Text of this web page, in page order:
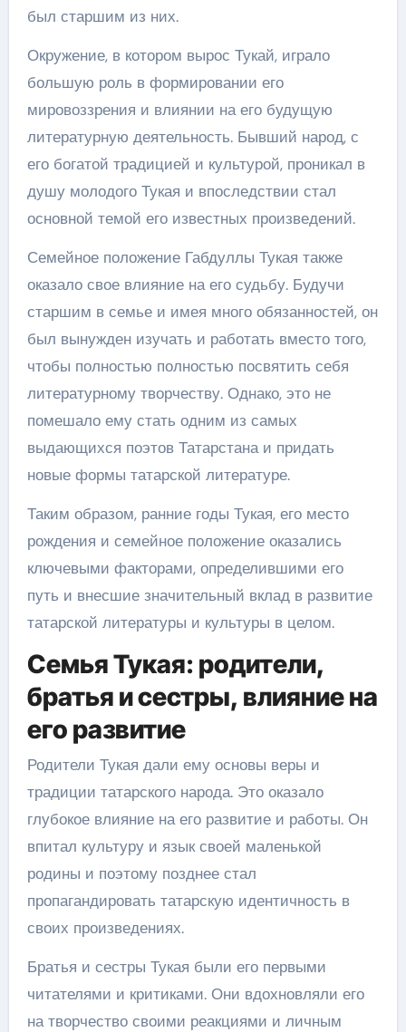
был старшим из них.
Окружение, в котором вырос Тукай, играло
большую роль в формировании его
мировоззрения и влиянии на его будущую
литературную деятельность. Бывший народ, с
его богатой традицией и культурой, проникал в
душу молодого Тукая и впоследствии стал
основной темой его известных произведений.
Семейное положение Габдуллы Тукая также
оказало свое влияние на его судьбу. Будучи
старшим в семье и имея много обязанностей, он
был вынужден изучать и работать вместо того,
чтобы полностью полностью посвятить себя
литературному творчеству. Однако, это не
помешало ему стать одним из самых
выдающихся поэтов Татарстана и придать
новые формы татарской литературе.
Таким образом, ранние годы Тукая, его место
рождения и семейное положение оказались
ключевыми факторами, определившими его
путь и внесшие значительный вклад в развитие
татарской литературы и культуры в целом.
Семья Тукая: родители,
братья и сестры, влияние на
его развитие
Родители Тукая дали ему основы веры и
традиции татарского народа. Это оказало
глубокое влияние на его развитие и работы. Он
впитал культуру и язык своей маленькой
родины и поэтому позднее стал
пропагандировать татарскую идентичность в
своих произведениях.
Братья и сестры Тукая были его первыми
читателями и критиками. Они вдохновляли его
на творчество своими реакциями и личным